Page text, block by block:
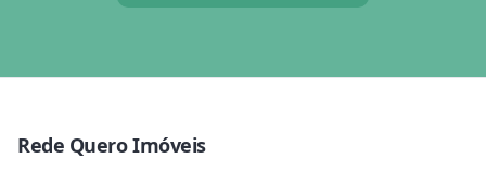
Rede Quero Imóveis